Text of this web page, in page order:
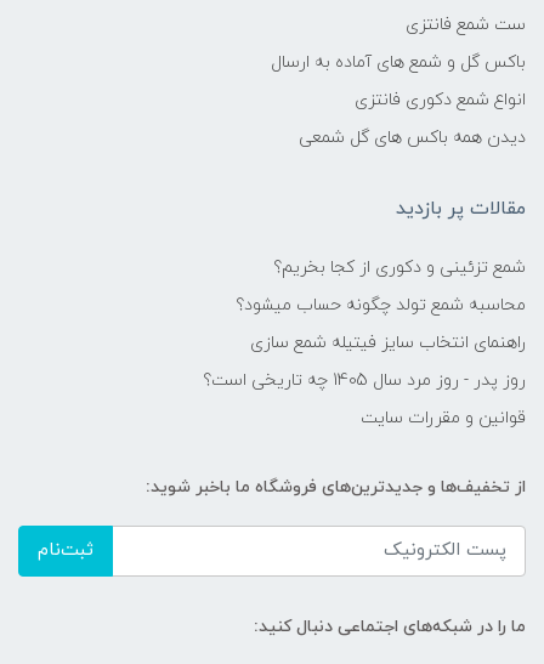
ست شمع فانتزی
باکس گل و شمع های آماده به ارسال
انواع شمع دکوری فانتزی
دیدن همه باکس های گل شمعی
مقالات پر بازدید
شمع تزئینی و دکوری از کجا بخریم؟
محاسبه شمع تولد چگونه حساب میشود؟
راهنمای انتخاب سایز فیتیله شمع سازی
روز پدر - روز مرد سال 1405 چه تاریخی است؟
قوانین و مقررات سایت
از تخفیف‌ها و جدیدترین‌های فروشگاه ما باخبر شوید:
ثبت‌نام
ما را در شبکه‌های اجتماعی دنبال کنید: